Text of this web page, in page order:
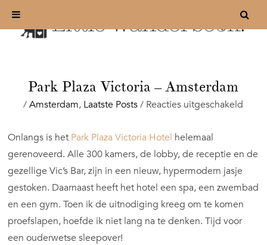
Park Plaza Victoria – Amsterdam
/Amsterdam, Laatste Posts/ Reacties uitgeschakeld
–
Onlangs is het Park Plaza Victoria Hotel helemaal
gerenoveerd. Alle 300 kamers, de lobby, de receptie en de
gezellige Vic’s Bar, zijn in een nieuw, hypermodern jasje
gestoken. Daarnaast heeft het hotel een spa, een zwembad
en een gym. Toen ik de uitnodiging kreeg om te komen
proefslapen, hoefde ik niet lang na te denken. Tijd voor
een ouderwetse sleepover!